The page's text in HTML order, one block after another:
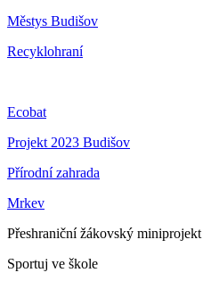
Městys Budišov
Recyklohraní
Ecobat
Projekt 2023 Budišov
Přírodní zahrada
Mrkev
Přeshraniční žákovský miniprojekt
Sportuj ve škole